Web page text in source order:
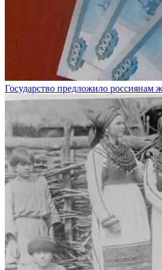
Государство предложило россиянам